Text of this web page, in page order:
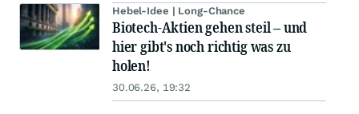
Hebel-Idee | Long-Chance
Biotech-Aktien gehen steil – und
hier gibt's noch richtig was zu
holen!
30.06.26, 19:32